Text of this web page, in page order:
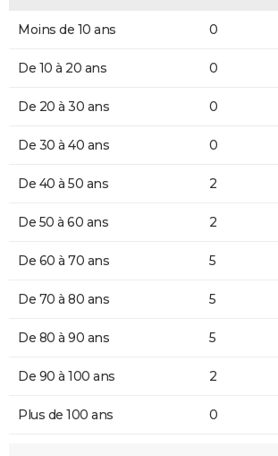
Moins de 10 ans 0
De 10 à 20 ans 0
De 20 à 30 ans 0
De 30 à 40 ans 0
De 40 à 50 ans 2
De 50 à 60 ans 2
De 60 à 70 ans 5
De 70 à 80 ans 5
De 80 à 90 ans 5
De 90 à 100 ans 2
Plus de 100 ans 0